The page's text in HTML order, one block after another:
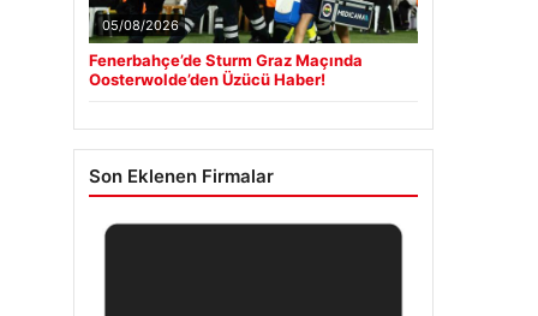
05/08/2026
Fenerbahçe’de Sturm Graz Maçında
Oosterwolde’den Üzücü Haber!
Son Eklenen Firmalar